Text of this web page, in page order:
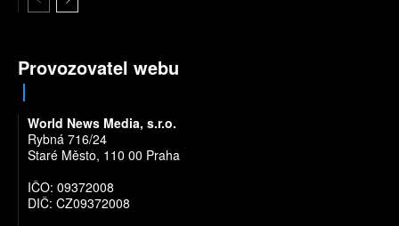
Provozovatel webu
World News Media, s.r.o.
Rybná 716/24
Staré Město, 110 00 Praha
IČO: 09372008
DIČ: CZ09372008